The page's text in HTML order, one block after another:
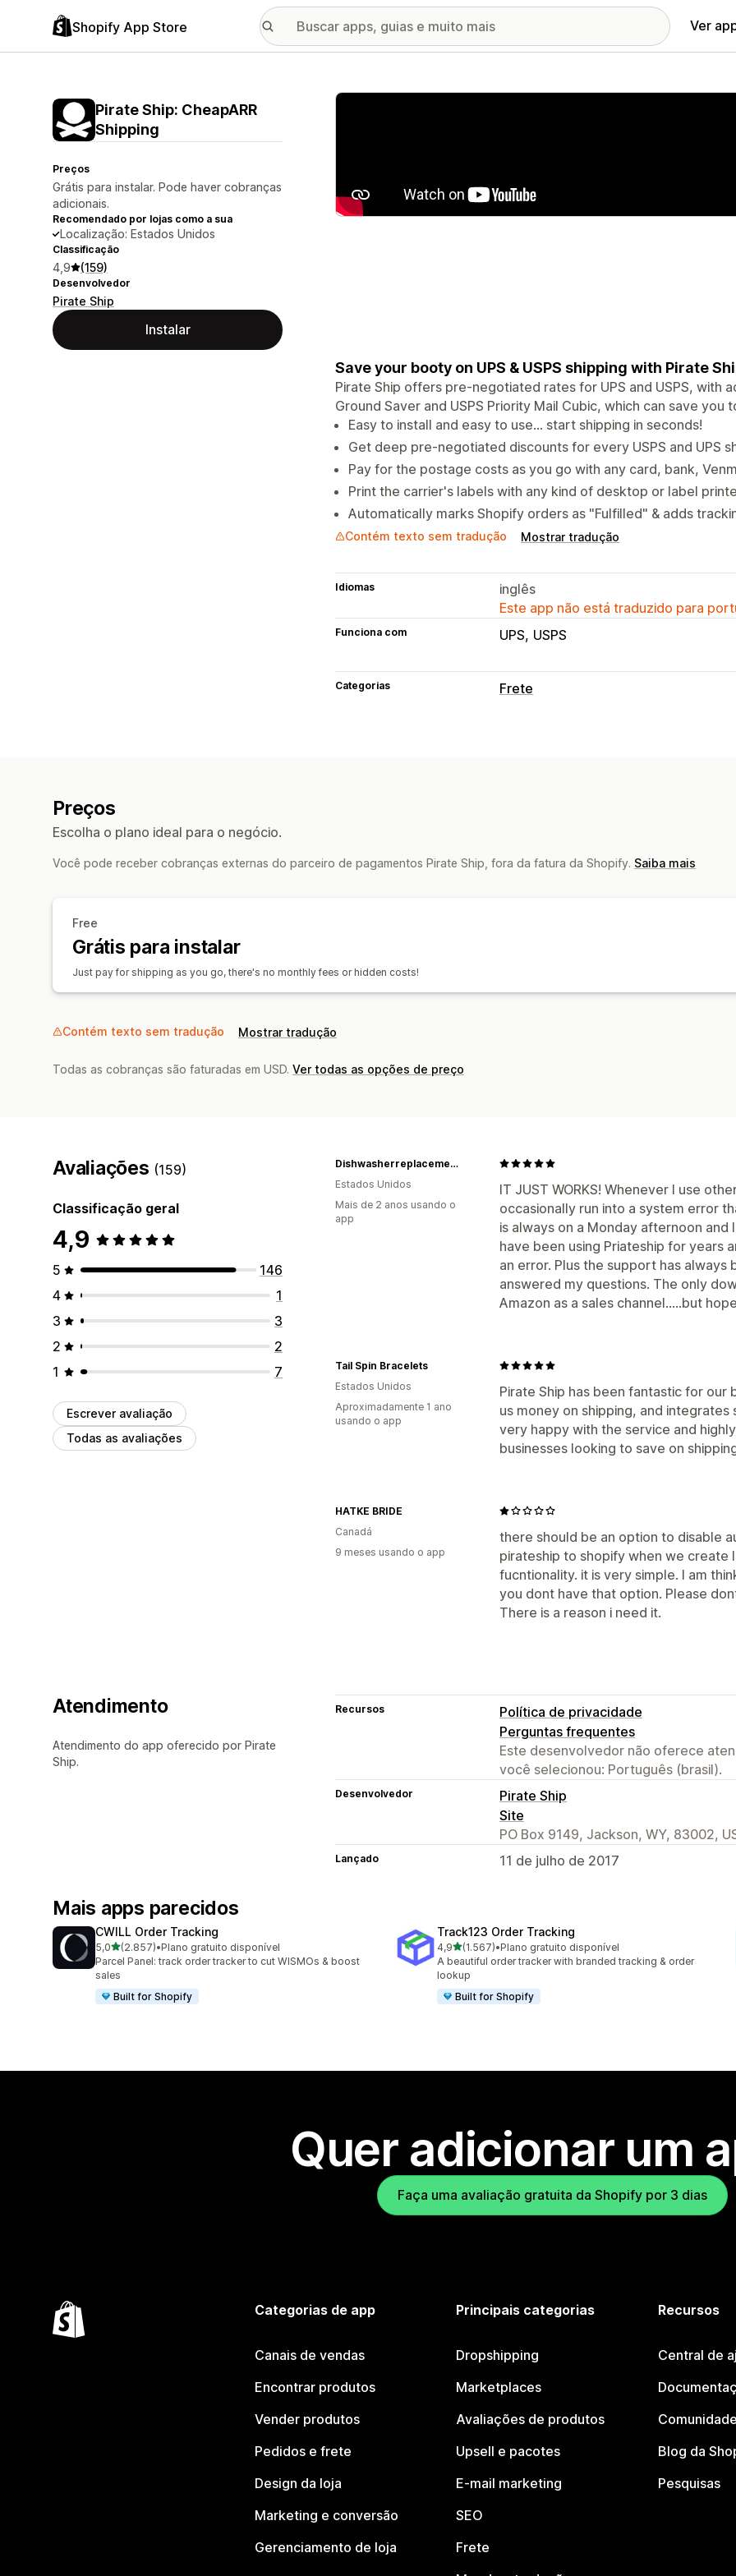
Shopify App Store Ver
Pirate Ship: CheapARR
Shipping
Preços
Grátis para instalar. Pode haver cobranças
adicionais.
Recomendado por lojas como a sua
Localização: Estados Unidos
Classificação
4,9 (159)
Desenvolvedor
Pirate Ship
Instalar
Galeria de imagens em destaque
Save your booty on UPS & USPS shipping with Pirate
Pirate Ship offers pre-negotiated rates for UPS and USPS, with
Ground Saver and USPS Priority Mail Cubic, which can save you
Easy to install and easy to use... start shipping in seconds!
Get deep pre-negotiated discounts for every USPS and UPS
Pay for the postage costs as you go with any card, bank,
Print the carrier's labels with any kind of desktop or label
Automatically marks Shopify orders as "Fulfilled" & adds
Contém texto sem tradução Mostrar tradução
Idiomas
inglês
Este app não está traduzido para
Funciona com UPS USPS
Categorias Frete
Sincronização de pedidos
Preços
Escolha o plano ideal para o negócio.
Você pode receber cobranças externas do parceiro de pagamentos Pirate Ship, fora da fatura da Shopify. Saiba mais
Free
Grátis para instalar
Just pay for shipping as you go, there's no monthly fees or hidden costs!
Contém texto sem tradução Mostrar tradução
Todas as cobranças são faturadas em USD. Ver todas as opções de preço
Avaliações (159)
Classificação geral
4,9
5
146
4
1
3
3
2
2
1
7
Escrever avaliação
Todas as avaliações
IT JUST WORKS! Whenever I use
occasionally run into a system error
is always on a Monday afternoon
have been using Priateship for years
an error. Plus the support has
answered my questions. The only
Amazon as a sales channel.....but
Dishwasherreplacementparts
Estados Unidos
Mais de 2 anos usando o
app
Pirate Ship has been fantastic for our
us money on shipping, and
very happy with the service and
businesses looking to save on
Tail Spin Bracelets
Estados Unidos
Aproximadamente 1 ano
usando o app
there should be an option to disable
pirateship to shopify when we create
fucntionality. it is very simple. I am
you dont have that option. Please
There is a reason i need it.
HATKE BRIDE
Canadá
9 meses usando o app
Atendimento
Atendimento do app oferecido por Pirate
Ship.
Recursos
Política de privacidade
Perguntas frequentes
Este desenvolvedor não oferece
você selecionou: Português (brasil).
Desenvolvedor
Pirate Ship
Site
PO Box 9149, Jackson, WY, 83002,
Lançado 11 de julho de 2017
Mais apps parecidos
CWILL Order Tracking
5,0de 5 estrelas
(2.857)
2857 avaliações ao todo
•Plano gratuito disponível
Parcel Panel: track order tracker to cut WISMOs & boost
sales
Built for Shopify
Track123 Order Tracking
4,9de 5 estrelas
(1.567)
1567 avaliações ao todo
•Plano gratuito disponível
A beautiful order tracker with branded tracking & order
lookup
Built for Shopify
Quer adicionar um
Faça uma avaliação gratuita da Shopify por 3 dias
Categorias de app
Canais de vendas
Encontrar produtos
Vender produtos
Pedidos e frete
Design da loja
Marketing e conversão
Gerenciamento de loja
Principais categorias
Dropshipping
Marketplaces
Avaliações de produtos
Upsell e pacotes
E-mail marketing
SEO
Frete
Recursos
Central de
Blog da
Pesquisas